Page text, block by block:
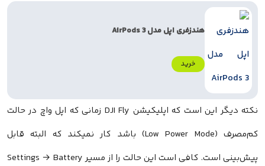
هندزفری اپل مدل AirPods 3
خرید
نکته دیگر این است که اپلیکیشن DJI Fly زمانی که اپل واچ در حالت
کم‌مصرف (Low Power Mode) باشد کار نمیکند که البته قابل
پیش‌بینی است. کافی است این حالت را از مسیر Settings → Battery